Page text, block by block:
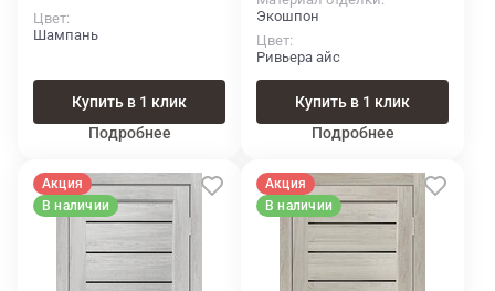
Цвет
Шампань
Купить в 1 клик
Подробнее
Экошпон
Цвет
Ривьера айс
Купить в 1 клик
Подробнее
Акция
В наличии
Акция
В наличии